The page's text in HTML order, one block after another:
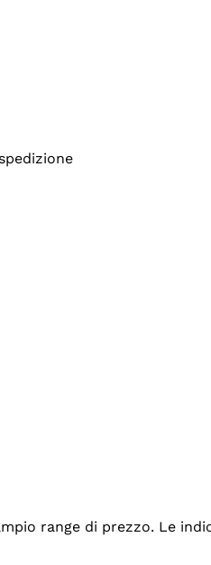
range di prezzo. Le